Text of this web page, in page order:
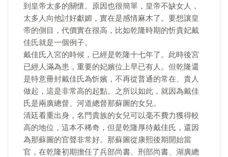
到皇帝太多的關懷。原因也很簡單，皇帝不缺女人，
太多人向他討好獻媚，實在是感情麻木了。要想讓皇
帝的側目，代價實在很高，比如乾隆時期的忻貴妃戴
佳氏就是一個例子。
戴佳氏入宮的時候，已經是乾隆十七年了。此時後宮
已經人滿為患，重要的妃嬪位上早已有人。但乾隆還
是特意冊封戴佳氏為忻嬪，不再從普通的常在、貴人
做起，這是非常高的起點。之所以如此，就因為戴佳
氏是兩廣總督、河道總督那蘇圖的女兒。
清廷看重出身，名門貴族的女兒可以毫不費力獲得較
高的地位，這本不稀奇，但是乾隆厚待戴佳氏，還因
為那蘇圖的官聲非常好。那蘇圖從康熙後期開始當
官，在乾隆初期擔任了兵部尚書、刑部尚書、湖廣總